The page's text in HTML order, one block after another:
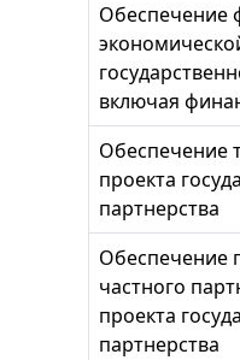
Обеспечение
включая
Обеспечение
проекта
партнерства
Обеспечение
частного
проекта
партнерства